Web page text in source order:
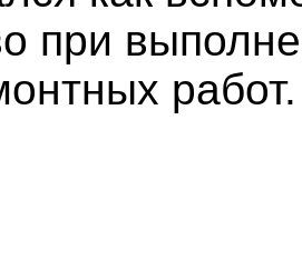
при
работ.